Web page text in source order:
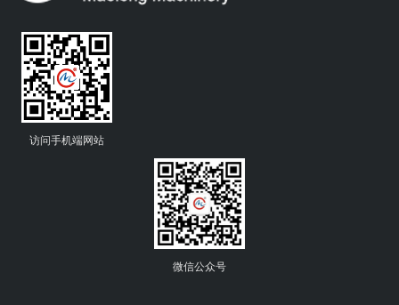
访问手机端网站
微信公众号